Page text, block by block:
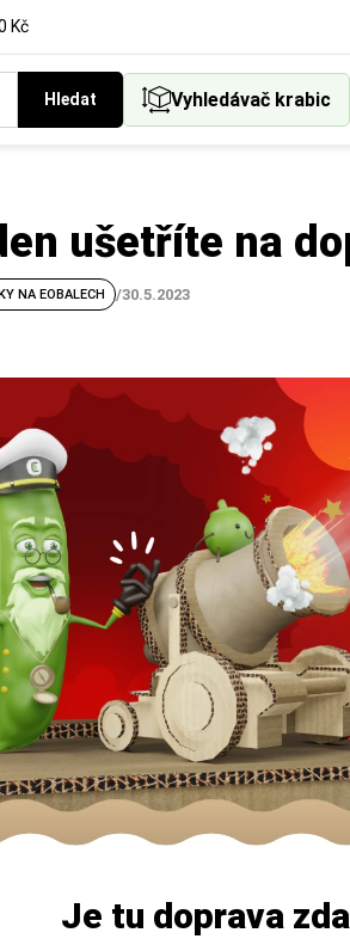
Kč
Hledat Vyhledávač krabic
ušetříte na
NA EOBALECH /30.5.2023
Je tu doprava